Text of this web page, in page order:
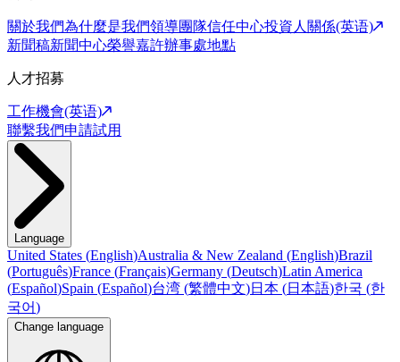
關於我們為什麼是我們領導團隊信任中心投資人關係(英语)
新聞稿新聞中心榮譽嘉許辦事處地點
人才招募
工作機會(英语)
聯繫我們申請試用
Language
United States (English)Australia & New Zealand (English)Brazil
(Português)France (Français)Germany (Deutsch)Latin America
(Español)Spain (Español)台湾 (繁體中文)日本 (日本語)한국 (한
국어)
Change language